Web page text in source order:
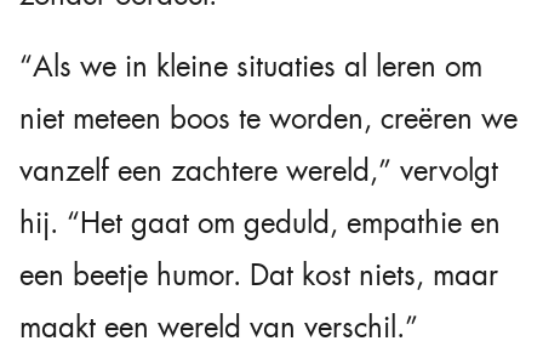
“Als we in kleine situaties al leren om
niet meteen boos te worden, creëren we
vanzelf een zachtere wereld,” vervolgt
hij. “Het gaat om geduld, empathie en
een beetje humor. Dat kost niets, maar
maakt een wereld van verschil.”